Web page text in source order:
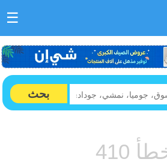
☰
بحث
410